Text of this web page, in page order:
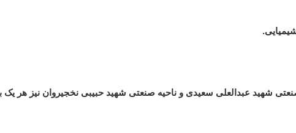
شهید عبدالعلی سعیدی و ناحیه صنعتی شهید حبیبی نخجیروان نیز هر